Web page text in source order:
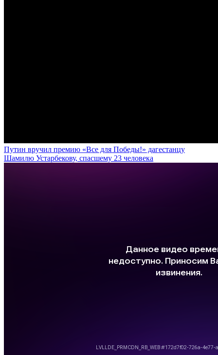
Путин вручил премию «Все для Победы!» дагестанцу
Шамилю Устарбекову, спасшему 23 человека